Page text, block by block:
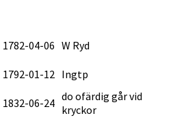
1782-04-06 W Ryd
1792-01-12 Ingtp
1832-06-24 do ofärdig går vid
kryckor